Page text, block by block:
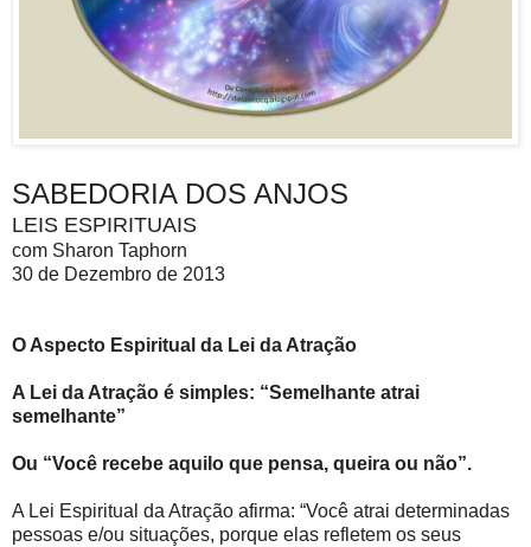
SABEDORIA DOS ANJOS
LEIS ESPIRITUAIS
com Sharon Taphorn
30 de Dezembro de 2013
O Aspecto Espiritual da Lei da Atração
A Lei da Atração é simples: “Semelhante atrai
semelhante”
Ou “Você recebe aquilo que pensa, queira ou não”.
A Lei Espiritual da Atração afirma: “Você atrai determinadas
pessoas e/ou situações, porque elas refletem os seus